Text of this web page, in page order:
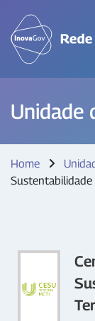
Unidade
Home
Sustentabilidade